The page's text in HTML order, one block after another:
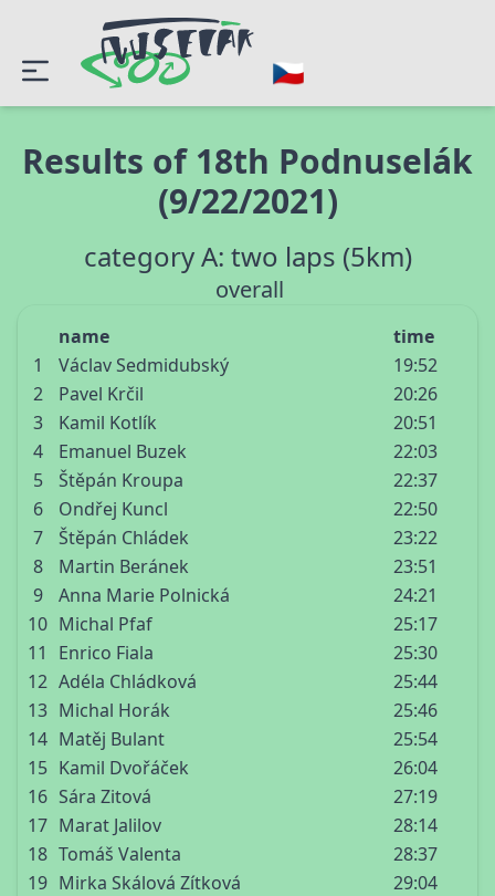
Results of 18th Podnuselák
(9/22/2021)
category A: two laps (5km)
overall
name
time
1
Václav Sedmidubský
19:52
2
Pavel Krčil
20:26
3
Kamil Kotlík
20:51
4
Emanuel Buzek
22:03
5
Štěpán Kroupa
22:37
6
Ondřej Kuncl
22:50
7
Štěpán Chládek
23:22
8
Martin Beránek
23:51
9
Anna Marie Polnická
24:21
10 Michal Pfaf
25:17
11
Enrico Fiala
25:30
12 Adéla Chládková
25:44
13 Michal Horák
25:46
14 Matěj Bulant
25:54
15 Kamil Dvořáček
26:04
16 Sára Zitová
27:19
17 Marat Jalilov
28:14
18 Tomáš Valenta
28:37
19 Mirka Skálová Zítková
29:04